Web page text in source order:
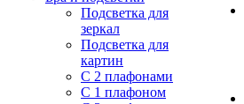
Подсветка для
зеркал
Подсветка для
картин
С 2 плафонами
С 1 плафоном